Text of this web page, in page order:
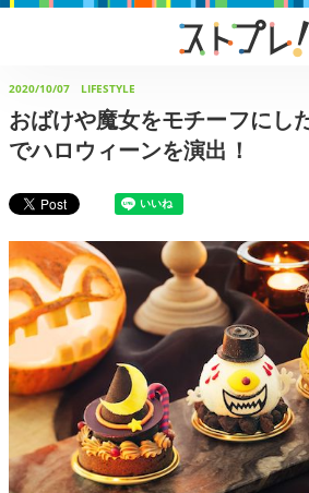
2020/10/07 LIFESTYLE
おばけや魔女をモチーフにし
でハロウィーンを演出！